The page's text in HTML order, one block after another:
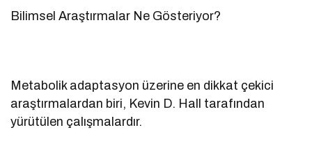
Bilimsel Araştırmalar Ne Gösteriyor?
Metabolik adaptasyon üzerine en dikkat çekici
araştırmalardan biri, Kevin D. Hall tarafından
yürütülen çalışmalardır.